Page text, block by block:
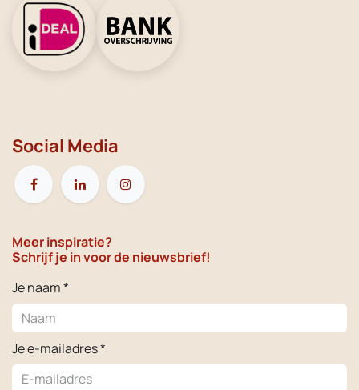
Social Media
Meer inspiratie?
Schrijf je in voor de nieuwsbrief!
Je naam *
Je e-mailadres *